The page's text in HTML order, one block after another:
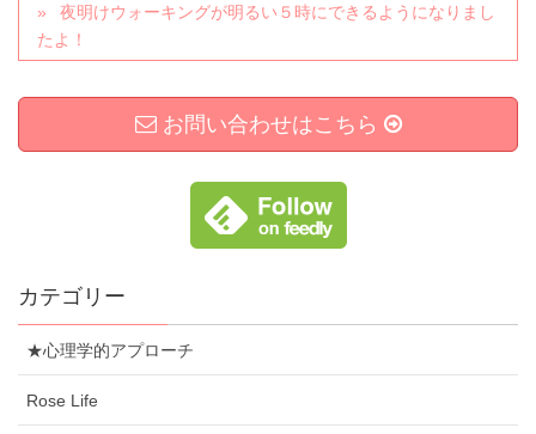
夜明けウォーキングが明るい５時にできるようになりまし
たよ！
お問い合わせはこちら
カテゴリー
★心理学的アプローチ
Rose Life